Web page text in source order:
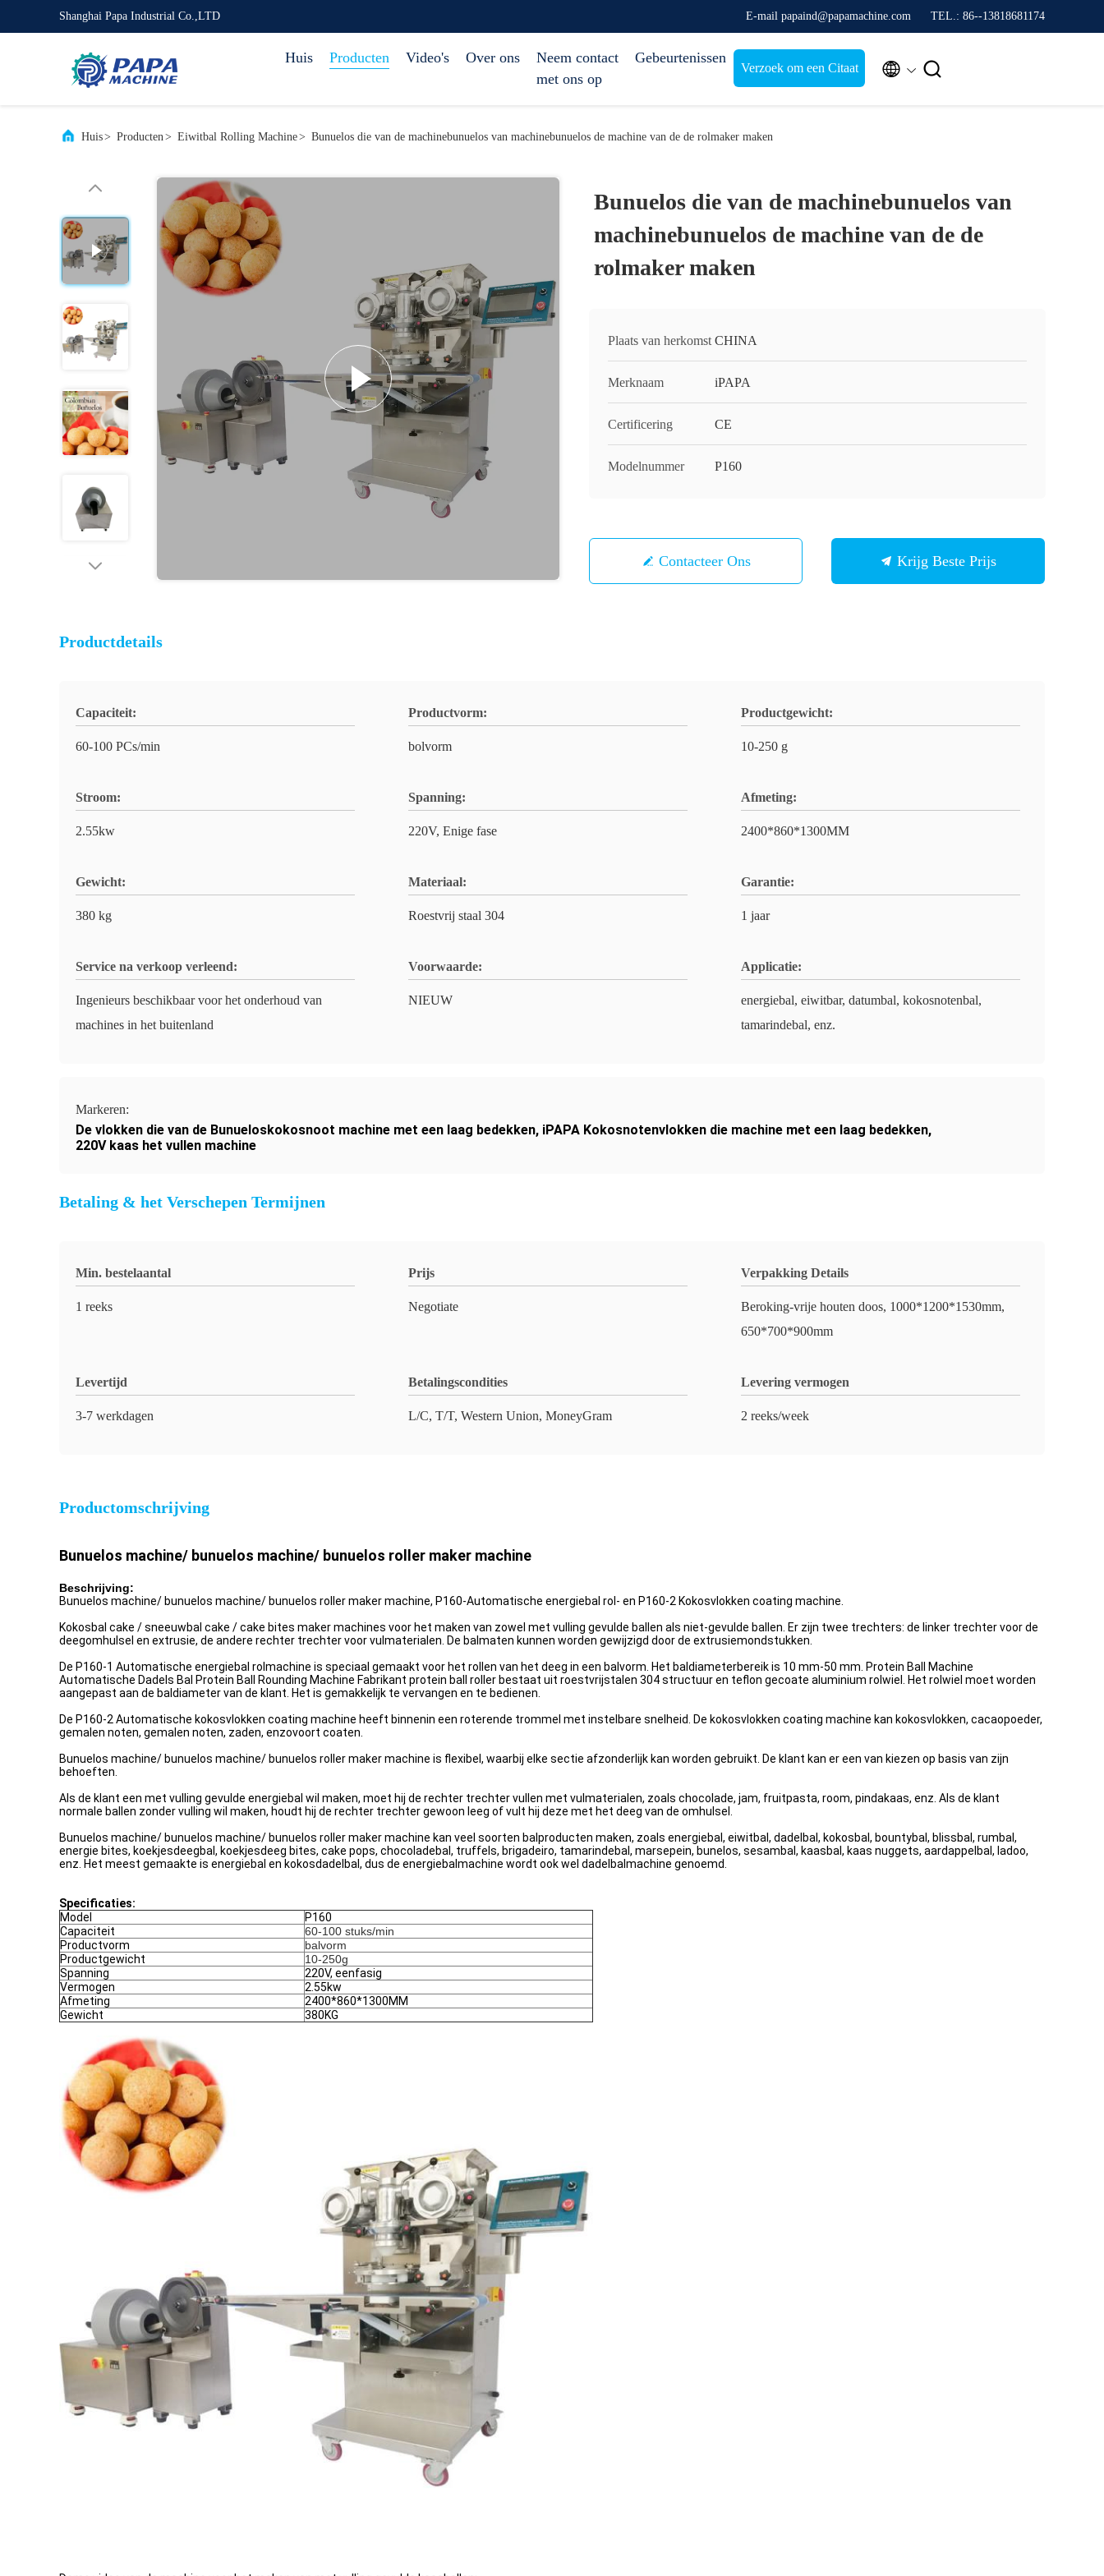
Shanghai Papa Industrial Co.,LTD E-mail papaind@papamachine.com TEL.: 86--13818681174
Huis Producten Video's Over ons
Neem contact
met ons op
Gebeurtenissen
Verzoek om een Citaat  
Huis> Producten> Eiwitbal Rolling Machine> Bunuelos die van de machinebunuelos van machinebunuelos de machine van de de rolmaker maken
Bunuelos die van de machinebunuelos van
machinebunuelos de machine van de de
rolmaker maken
Plaats van herkomst CHINA
Merknaam iPAPA
Certificering CE
Modelnummer P160
Contacteer Ons Krijg Beste Prijs
Productdetails
Capaciteit:
60-100 PCs/min
Productvorm:
bolvorm
Productgewicht:
10-250 g
Stroom:
2.55kw
Spanning:
220V, Enige fase
Afmeting:
2400*860*1300MM
Gewicht:
380 kg
Materiaal:
Roestvrij staal 304
Garantie:
1 jaar
Service na verkoop verleend:
Ingenieurs beschikbaar voor het onderhoud van
machines in het buitenland
Voorwaarde:
NIEUW
Applicatie:
energiebal, eiwitbar, datumbal, kokosnotenbal,
tamarindebal, enz.
Markeren:
De vlokken die van de Bunueloskokosnoot machine met een laag bedekken, iPAPA Kokosnotenvlokken die machine met een laag bedekken,
220V kaas het vullen machine
Betaling & het Verschepen Termijnen
Min. bestelaantal
1 reeks
Prijs
Negotiate
Verpakking Details
Beroking-vrije houten doos, 1000*1200*1530mm,
650*700*900mm
Levertijd
3-7 werkdagen
Betalingscondities
L/C, T/T, Western Union, MoneyGram
Levering vermogen
2 reeks/week
Productomschrijving
Bunuelos machine/ bunuelos machine/ bunuelos roller maker machine
Beschrijving:
Bunuelos machine/ bunuelos machine/ bunuelos roller maker machine, P160-Automatische energiebal rol- en P160-2 Kokosvlokken coating machine.
Kokosbal cake / sneeuwbal cake / cake bites maker machines voor het maken van zowel met vulling gevulde ballen als niet-gevulde ballen. Er zijn twee trechters: de linker trechter voor de
deegomhulsel en extrusie, de andere rechter trechter voor vulmaterialen. De balmaten kunnen worden gewijzigd door de extrusiemondstukken.
De P160-1 Automatische energiebal rolmachine is speciaal gemaakt voor het rollen van het deeg in een balvorm. Het baldiameterbereik is 10 mm-50 mm. Protein Ball Machine
Automatische Dadels Bal Protein Ball Rounding Machine Fabrikant protein ball roller bestaat uit roestvrijstalen 304 structuur en teflon gecoate aluminium rolwiel. Het rolwiel moet worden
aangepast aan de baldiameter van de klant. Het is gemakkelijk te vervangen en te bedienen.
De P160-2 Automatische kokosvlokken coating machine heeft binnenin een roterende trommel met instelbare snelheid. De kokosvlokken coating machine kan kokosvlokken, cacaopoeder,
gemalen noten, gemalen noten, zaden, enzovoort coaten.
Bunuelos machine/ bunuelos machine/ bunuelos roller maker machine is flexibel, waarbij elke sectie afzonderlijk kan worden gebruikt. De klant kan er een van kiezen op basis van zijn
behoeften.
Als de klant een met vulling gevulde energiebal wil maken, moet hij de rechter trechter vullen met vulmaterialen, zoals chocolade, jam, fruitpasta, room, pindakaas, enz. Als de klant
normale ballen zonder vulling wil maken, houdt hij de rechter trechter gewoon leeg of vult hij deze met het deeg van de omhulsel.
Bunuelos machine/ bunuelos machine/ bunuelos roller maker machine kan veel soorten balproducten maken, zoals energiebal, eiwitbal, dadelbal, kokosbal, bountybal, blissbal, rumbal,
energie bites, koekjesdeegbal, koekjesdeeg bites, cake pops, chocoladebal, truffels, brigadeiro, tamarindebal, marsepein, bunelos, sesambal, kaasbal, kaas nuggets, aardappelbal, ladoo,
enz. Het meest gemaakte is energiebal en kokosdadelbal, dus de energiebalmachine wordt ook wel dadelbalmachine genoemd.
Specificaties:
Model
P160
Capaciteit
60-100 stuks/min
Productvorm
balvorm
Productgewicht
10-250g
Spanning
220V, eenfasig
Vermogen
2.55kw
Afmeting
2400*860*1300MM
Gewicht
380KG